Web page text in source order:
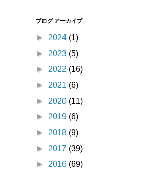
ブログ アーカイブ
► 2024 (1)
► 2023 (5)
► 2022 (16)
► 2021 (6)
► 2020 (11)
► 2019 (6)
► 2018 (9)
► 2017 (39)
► 2016 (69)